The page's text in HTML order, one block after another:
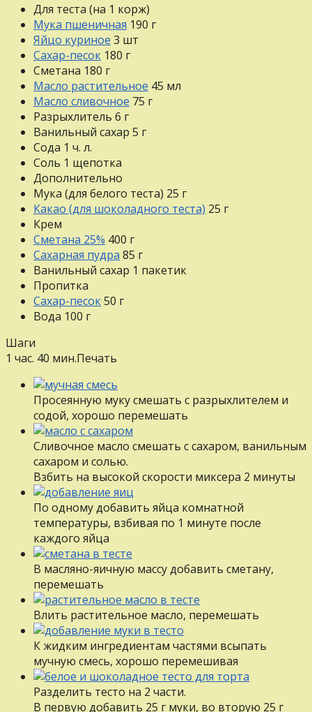
Для теста (на 1 корж)
Мука пшеничная 190 г
Яйцо куриное 3 шт
Сахар-песок 180 г
Сметана 180 г
Масло растительное 45 мл
Масло сливочное 75 г
Разрыхлитель 6 г
Ванильный сахар 5 г
Сода 1 ч. л.
Соль 1 щепотка
Дополнительно
Мука (для белого теста) 25 г
Какао (для шоколадного теста) 25 г
Крем
Сметана 25% 400 г
Сахарная пудра 85 г
Ванильный сахар 1 пакетик
Пропитка
Сахар-песок50 г
Вода 100 г
Шаги
1 час. 40 мин.Печать
Просеянную муку смешать с разрыхлителем и
содой, хорошо перемешать
Сливочное масло смешать с сахаром, ванильным
сахаром и солью.
Взбить на высокой скорости миксера 2 минуты
По одному добавить яйца комнатной
температуры, взбивая по 1 минуте после
каждого яйца
В масляно-яичную массу добавить сметану,
перемешать
Влить растительное масло, перемешать
К жидким ингредиентам частями всыпать
мучную смесь, хорошо перемешивая
Разделить тесто на 2 части.
В первую добавить 25 г муки, во вторую 25 г